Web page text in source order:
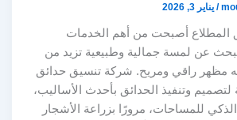
/يناير 3, 2026
المطلاع أصبحت من أهم الخدمات
عن لمسة جمالية وطبيعية تزيد من
مظهر راقي ومريح. شركة تنسيق حدائق
وتنفيذ الحدائق بأحدث الأساليب،
للمساحات، مرورًا بزراعة الأشجار